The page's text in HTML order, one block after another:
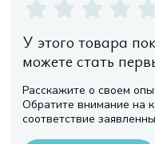
У этого товара
можете стать
Расскажите о своем
Обратите внимание на
соответствие